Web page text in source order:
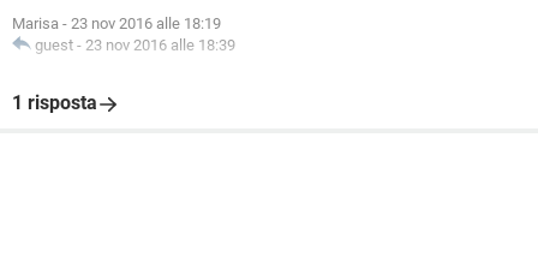
Marisa - 23 nov 2016 alle 18:19
guest - 23 nov 2016 alle 18:39
1 risposta